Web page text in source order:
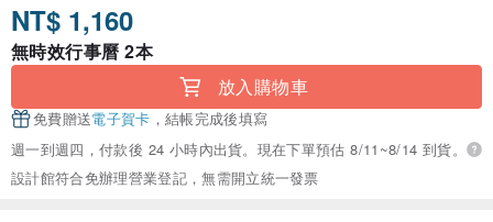
NT$ 1,160
無時效行事曆 2本
放入購物車
免費贈送電子賀卡 ，結帳完成後填寫
週一到週四，付款後 24 小時內出貨。現在下單預估 8/11~8/14 到貨。
設計館符合免辦理營業登記，無需開立統一發票